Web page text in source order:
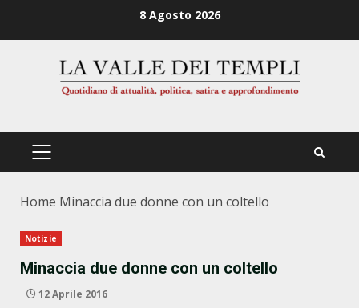
8 Agosto 2026
PRIMÄRES
Home Minaccia due donne con un coltello
Notizie
Minaccia due donne con un coltello
12 Aprile 2016